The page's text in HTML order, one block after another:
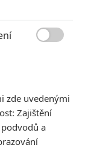
aby si věci
zde uvedenými
Zajištění
a